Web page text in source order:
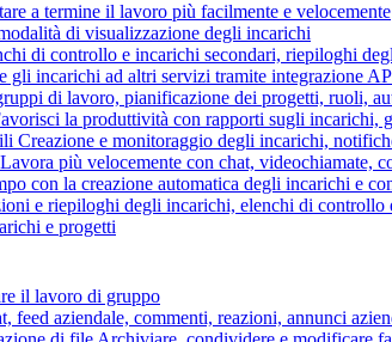
a termine il lavoro più facilmente e velocemente
di visualizzazione degli incarichi
di controllo e incarichi secondari, riepiloghi
gli incarichi ad altri servizi tramite integrazione
di lavoro, pianificazione dei progetti, ruoli,
la produttività con rapporti sugli incarichi,
Creazione e monitoraggio degli incarichi,
Lavora più velocemente con chat, videochiamate,
con la creazione automatica degli incarichi e
e riepiloghi degli incarichi, elenchi di controllo
e progetti
il lavoro di gruppo
feed aziendale, commenti, reazioni, annunci